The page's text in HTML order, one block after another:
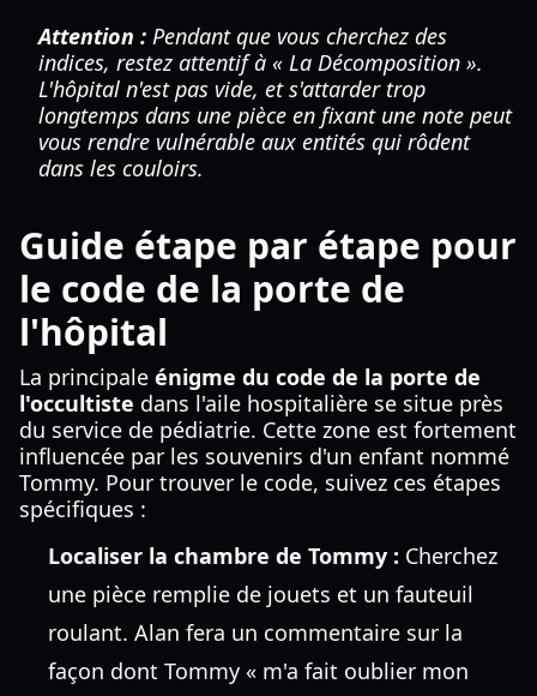
Attention : Pendant que vous cherchez des
indices, restez attentif à « La Décomposition ».
L'hôpital n'est pas vide, et s'attarder trop
longtemps dans une pièce en fixant une note peut
vous rendre vulnérable aux entités qui rôdent
dans les couloirs.
Guide étape par étape pour
le code de la porte de
l'hôpital
La principale énigme du code de la porte de
l'occultiste dans l'aile hospitalière se situe près
du service de pédiatrie. Cette zone est fortement
influencée par les souvenirs d'un enfant nommé
Tommy. Pour trouver le code, suivez ces étapes
spécifiques :
Localiser la chambre de Tommy : Cherchez
une pièce remplie de jouets et un fauteuil
roulant. Alan fera un commentaire sur la
façon dont Tommy « m'a fait oublier mon